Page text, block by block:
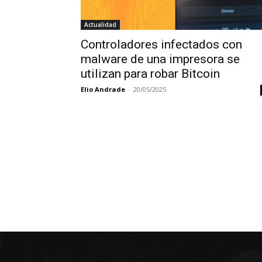
Actualidad
Controladores infectados con
malware de una impresora se
utilizan para robar Bitcoin
Elio Andrade - 20/05/2025